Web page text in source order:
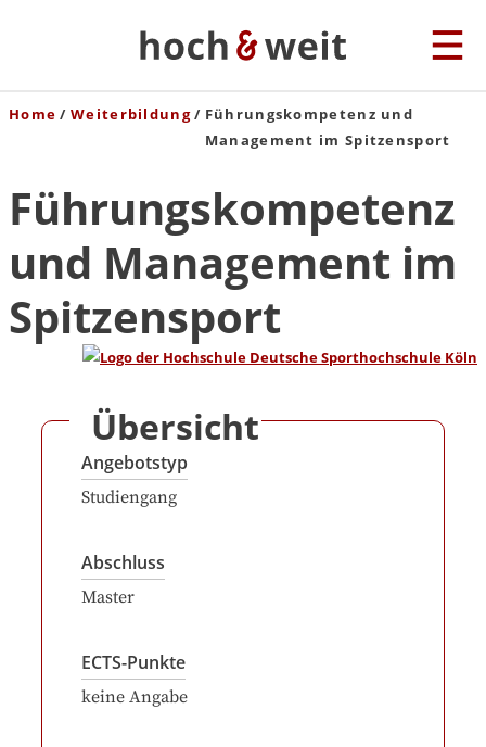
Home Weiterbildung
Führungskompetenz und
Management im Spitzensport
Führungskompetenz
und Management im
Spitzensport
Übersicht
Angebotstyp
Studiengang
Abschluss
Master
ECTS-Punkte
keine Angabe